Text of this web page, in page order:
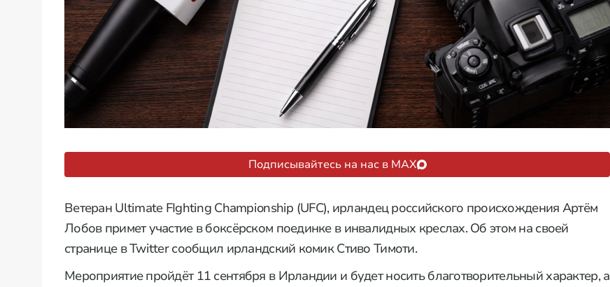
Подписывайтесь на нас в MAX
Ветеран Ultimate FIghting Championship (UFC), ирландец российского происхождения Артём
Лобов примет участие в боксёрском поединке в инвалидных креслах. Об этом на своей
странице в Twitter сообщил ирландский комик Стиво Тимоти.
Мероприятие пройдёт 11 сентября в Ирландии и будет носить благотворительный характер, а